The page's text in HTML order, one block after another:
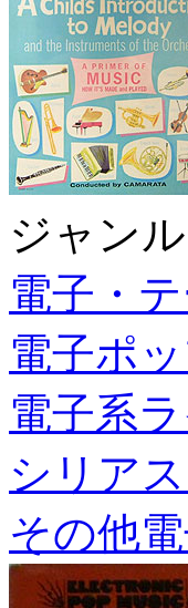
ジャンル
電子・
電子ポ
電子系
シリア
その他